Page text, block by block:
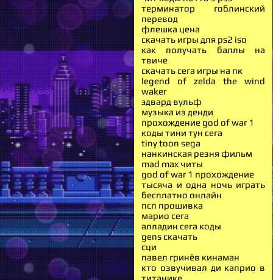
терминатор гоблинский
перевод
флешка цена
скачать игры для ps2 iso
как получать баллы на
твиче
скачать сега игры на пк
legend of zelda the wind
waker
эдвард вульф
музыка из денди
прохождение god of war 1
коды тини тун сега
tiny toon sega
нанкинская резня фильм
mad max читы
god of war 1 прохождение
тысяча и одна ночь играть
бесплатно онлайн
псп прошивка
марио сега
алладин сега коды
gens скачать
сци
павел гринёв кинаман
кто озвучивал ди каприо в
титанике